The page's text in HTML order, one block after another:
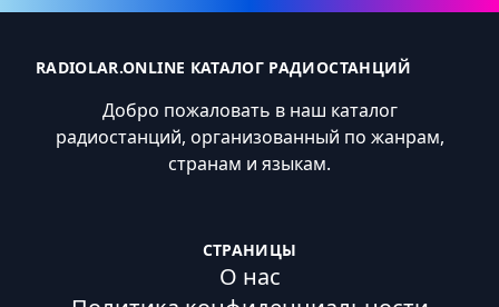
RADIOLAR.ONLINE КАТАЛОГ РАДИОСТАНЦИЙ
Добро пожаловать в наш каталог
радиостанций, организованный по жанрам,
странам и языкам.
СТРАНИЦЫ
О нас